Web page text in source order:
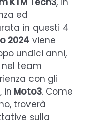
ed
in questi 4
2024 viene
undici anni,
nel team
con gli
, in Moto3. Come
troverà
sulla